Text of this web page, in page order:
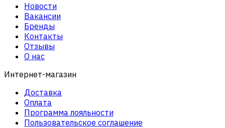
Новости
Вакансии
Бренды
Контакты
Отзывы
О нас
Интернет-магазин
Доставка
Оплата
Программа лояльности
Пользовательское соглашение